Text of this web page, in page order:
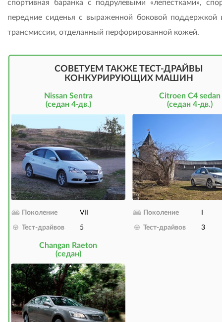
спортивная баранка с подрулевыми «лепестками»,
передние сиденья с выраженной боковой поддержкой
трансмиссии, отделанный перфорированной кожей.
СОВЕТУЕМ ТАКЖЕ ТЕСТ-ДРАЙВЫ
КОНКУРИРУЮЩИХ МАШИН
Nissan Sentra
(седан 4-дв.)
Поколение VII
Тест-драйвов 5
Citroen C4 sedan
(седан 4-дв.)
Поколение
Тест-драйвов 3
Changan Raeton
(седан)